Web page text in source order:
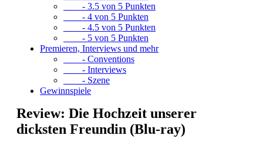
- 3.5 von 5 Punkten
- 4 von 5 Punkten
- 4.5 von 5 Punkten
- 5 von 5 Punkten
Premieren, Interviews und mehr
- Conventions
- Interviews
- Szene
Gewinnspiele
Review: Die Hochzeit unserer
dicksten Freundin (Blu-ray)